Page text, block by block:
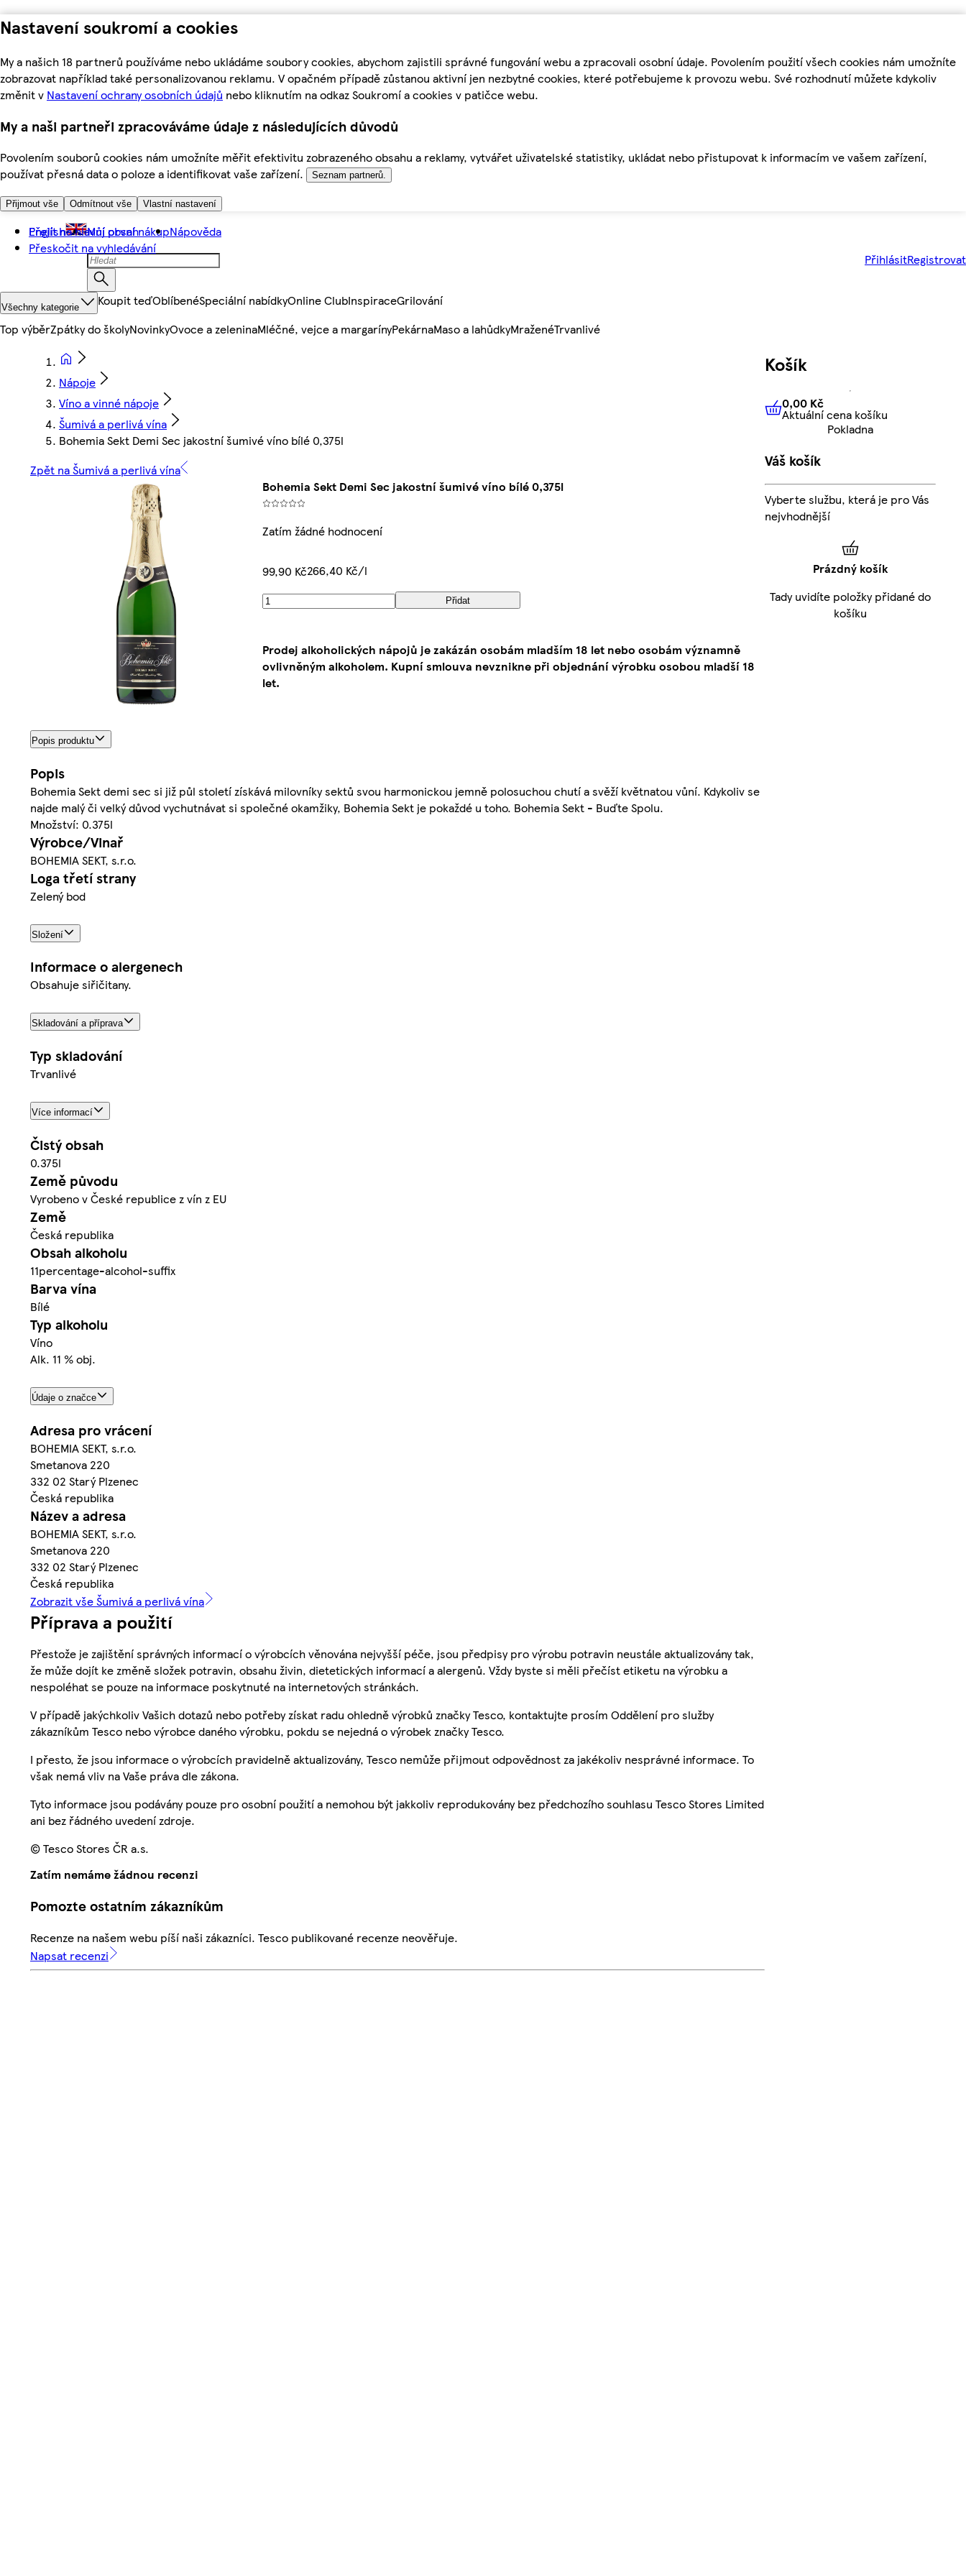
Nastavení soukromí a cookies
My a našich 18 partnerů používáme nebo ukládáme soubory cookies, abychom zajistili správné fungování webu a zpracovali osobní údaje. Povolením použití všech cookies nám umožníte
zobrazovat například také personalizovanou reklamu. V opačném případě zůstanou aktivní jen nezbytné cookies, které potřebujeme k provozu webu. Své rozhodnutí můžete kdykoliv
změnit v Nastavení ochrany osobních údajů nebo kliknutím na odkaz Soukromí a cookies v patičce webu.
My a naši partneři zpracováváme údaje z následujících důvodů
Povolením souborů cookies nám umožníte měřit efektivitu zobrazeného obsahu a reklamy, vytvářet uživatelské statistiky, ukládat nebo přistupovat k informacím ve vašem zařízení,
používat přesná data o poloze a identifikovat vaše zařízení.
Seznam partnerů.
Přijmout vše Odmítnout vše Vlastní nastavení
Přejít na hlavní obsah
Přeskočit na vyhledávání
English Můj první nákupNápověda
PřihlásitRegistrovat
Všechny kategorie Koupit teďOblíbenéSpeciální nabídkyOnline ClubInspiraceGrilování
Top výběrZpátky do školyNovinkyOvoce a zeleninaMléčné, vejce a margarínyPekárnaMaso a lahůdkyMraženéTrvanlivé
Nápoje
Víno a vinné nápoje
Šumivá a perlivá vína
Bohemia Sekt Demi Sec jakostní šumivé víno bílé 0,375l
Zpět na Šumivá a perlivá vína
Bohemia Sekt Demi Sec jakostní šumivé víno bílé 0,375l
Zatím žádné hodnocení
99,90 Kč266,40 Kč/l
Přidat
Prodej alkoholických nápojů je zakázán osobám mladším 18 let nebo osobám významně
ovlivněným alkoholem. Kupní smlouva nevznikne při objednání výrobku osobou mladší 18
let.
Popis produktu
Popis
Bohemia Sekt demi sec si již půl století získává milovníky sektů svou harmonickou jemně polosuchou chutí a svěží květnatou vůní. Kdykoliv se
najde malý či velký důvod vychutnávat si společné okamžiky, Bohemia Sekt je pokaždé u toho. Bohemia Sekt - Buďte Spolu.
Množství: 0.375l
Výrobce/Vinař
BOHEMIA SEKT, s.r.o.
Loga třetí strany
Zelený bod
Složení
Informace o alergenech
Obsahuje siřičitany.
Skladování a příprava
Typ skladování
Trvanlivé
Více informací
Čistý obsah
0.375l
Země původu
Vyrobeno v České republice z vín z EU
Země
Česká republika
Obsah alkoholu
11percentage-alcohol-suffix
Barva vína
Bílé
Typ alkoholu
Víno
Alk. 11 % obj.
Údaje o značce
Adresa pro vrácení
BOHEMIA SEKT, s.r.o.
Smetanova 220
332 02 Starý Plzenec
Česká republika
Název a adresa
BOHEMIA SEKT, s.r.o.
Smetanova 220
332 02 Starý Plzenec
Česká republika
Zobrazit vše Šumivá a perlivá vína
Příprava a použití
Přestože je zajištění správných informací o výrobcích věnována nejvyšší péče, jsou předpisy pro výrobu potravin neustále aktualizovány tak,
že může dojít ke změně složek potravin, obsahu živin, dietetických informací a alergenů. Vždy byste si měli přečíst etiketu na výrobku a
nespoléhat se pouze na informace poskytnuté na internetových stránkách.
V případě jakýchkoliv Vašich dotazů nebo potřeby získat radu ohledně výrobků značky Tesco, kontaktujte prosím Oddělení pro služby
zákazníkům Tesco nebo výrobce daného výrobku, pokdu se nejedná o výrobek značky Tesco.
I přesto, že jsou informace o výrobcích pravidelně aktualizovány, Tesco nemůže přijmout odpovědnost za jakékoliv nesprávné informace. To
však nemá vliv na Vaše práva dle zákona.
Tyto informace jsou podávány pouze pro osobní použití a nemohou být jakkoliv reprodukovány bez předchozího souhlasu Tesco Stores Limited
ani bez řádného uvedení zdroje.
© Tesco Stores ČR a.s.
Zatím nemáme žádnou recenzi
Pomozte ostatním zákazníkům
Recenze na našem webu píší naši zákazníci. Tesco publikované recenze neověřuje.
Napsat recenzi
Košík
0,00 KčAktuální cena košíku
0,00 Kč
Aktuální cena košíku
Pokladna
Váš košík
Vyberte službu, která je pro Vás
nejvhodnější
Prázdný košík
Tady uvidíte položky přidané do
košíku